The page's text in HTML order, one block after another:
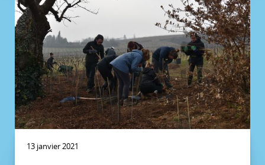
13 janvier 2021